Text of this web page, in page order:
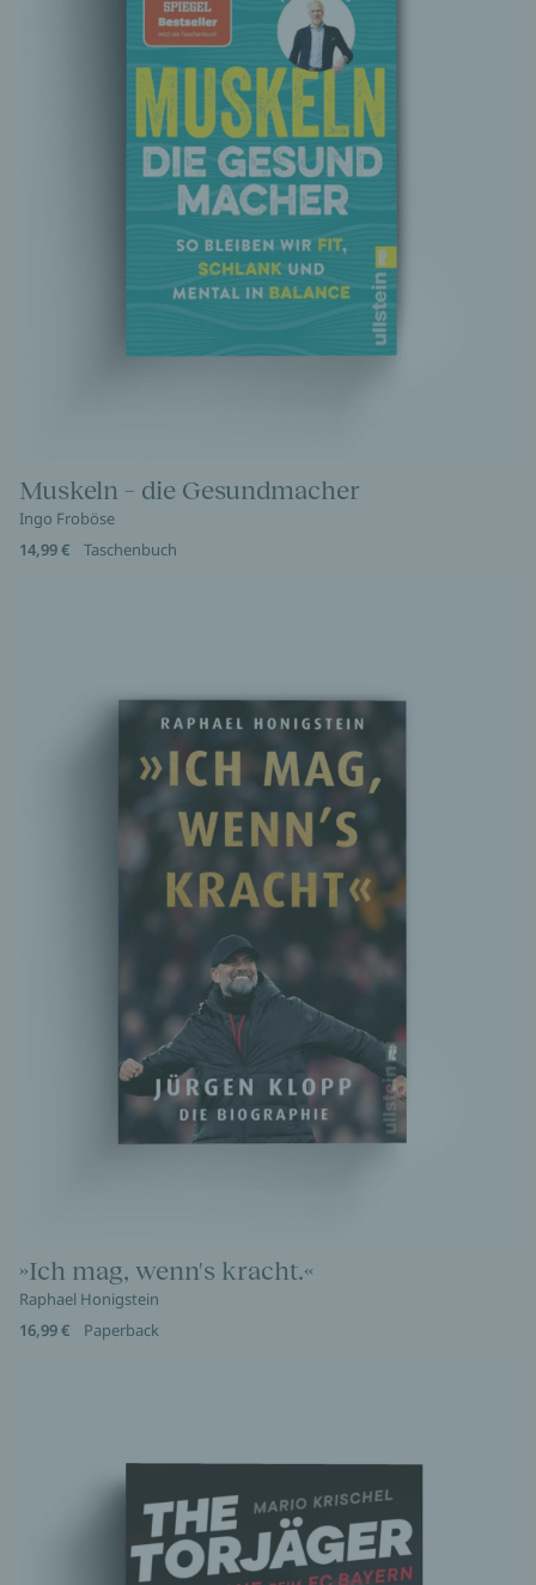
Muskeln – die Gesundmacher
Ingo Froböse
14,99 €
Taschenbuch
»Ich mag, wenn's kracht.«
Raphael Honigstein
16,99 €
Paperback